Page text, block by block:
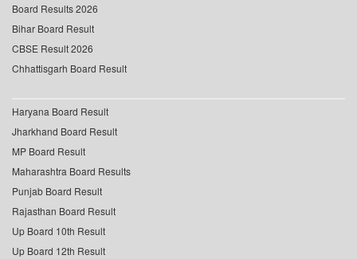
Board Results 2026
Bihar Board Result
CBSE Result 2026
Chhattisgarh Board Result
Haryana Board Result
Jharkhand Board Result
MP Board Result
Maharashtra Board Results
Punjab Board Result
Rajasthan Board Result
Up Board 10th Result
Up Board 12th Result